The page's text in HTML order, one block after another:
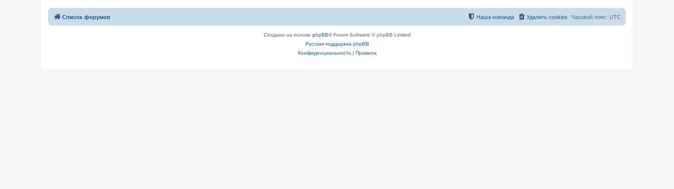
Список форумов Часовой пояс: UTC
Удалить cookies
Наша команда
Создано на основе phpBB® Forum Software © phpBB Limited
Русская поддержка phpBB
Конфиденциальность| Правила